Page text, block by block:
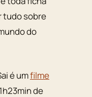
tudo sobre
do
é umfilme
de